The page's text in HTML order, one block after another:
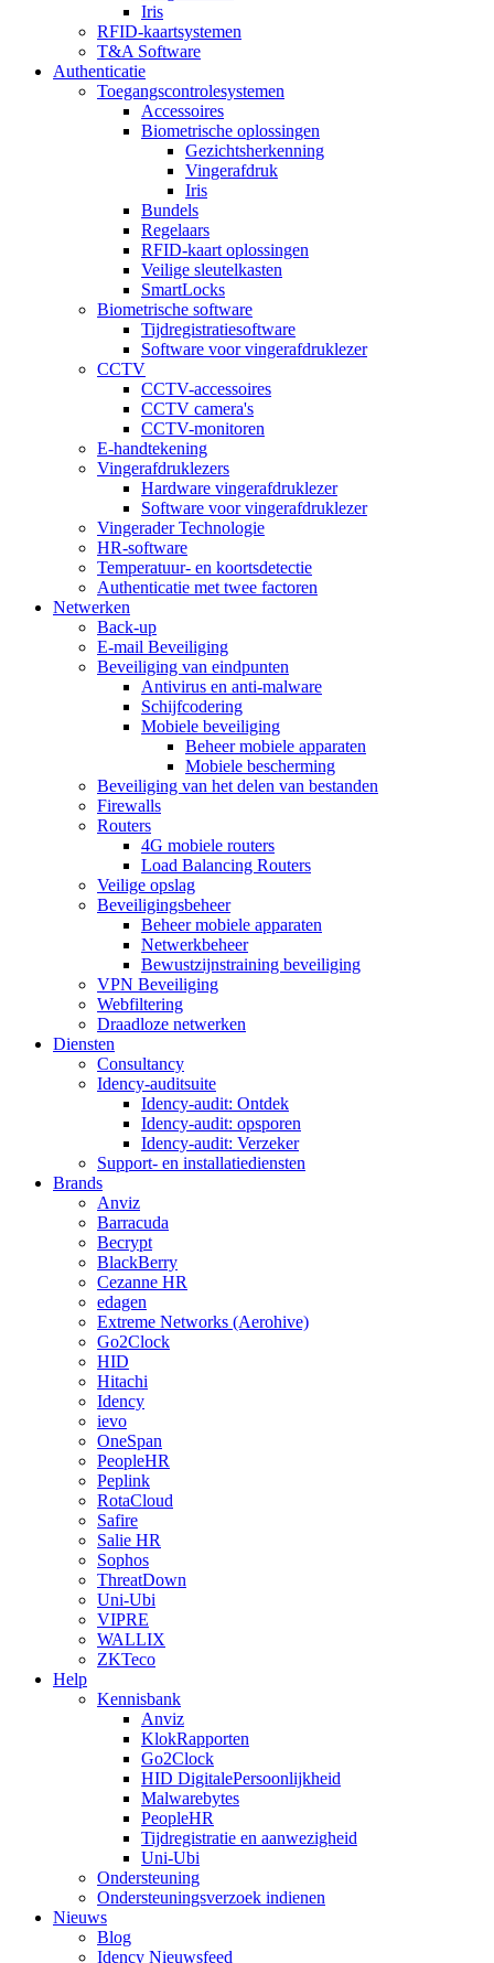
Iris
RFID-kaartsystemen
T&A Software
Authenticatie
Toegangscontrolesystemen
Accessoires
Biometrische oplossingen
Gezichtsherkenning
Vingerafdruk
Iris
Bundels
Regelaars
RFID-kaart oplossingen
Veilige sleutelkasten
SmartLocks
Biometrische software
Tijdregistratiesoftware
Software voor vingerafdruklezer
CCTV
CCTV-accessoires
CCTV camera's
CCTV-monitoren
E-handtekening
Vingerafdruklezers
Hardware vingerafdruklezer
Software voor vingerafdruklezer
Vingerader Technologie
HR-software
Temperatuur- en koortsdetectie
Authenticatie met twee factoren
Netwerken
Back-up
E-mail Beveiliging
Beveiliging van eindpunten
Antivirus en anti-malware
Schijfcodering
Mobiele beveiliging
Beheer mobiele apparaten
Mobiele bescherming
Beveiliging van het delen van bestanden
Firewalls
Routers
4G mobiele routers
Load Balancing Routers
Veilige opslag
Beveiligingsbeheer
Beheer mobiele apparaten
Netwerkbeheer
Bewustzijnstraining beveiliging
VPN Beveiliging
Webfiltering
Draadloze netwerken
Diensten
Consultancy
Idency-auditsuite
Idency-audit: Ontdek
Idency-audit: opsporen
Idency-audit: Verzeker
Support- en installatiediensten
Brands
Anviz
Barracuda
Becrypt
BlackBerry
Cezanne HR
edagen
Extreme Networks (Aerohive)
Go2Clock
HID
Hitachi
Idency
ievo
OneSpan
PeopleHR
Peplink
RotaCloud
Safire
Salie HR
Sophos
ThreatDown
Uni-Ubi
VIPRE
WALLIX
ZKTeco
Help
Kennisbank
Anviz
KlokRapporten
Go2Clock
HID DigitalePersoonlijkheid
Malwarebytes
PeopleHR
Tijdregistratie en aanwezigheid
Uni-Ubi
Ondersteuning
Ondersteuningsverzoek indienen
Nieuws
Blog
Idency Nieuwsfeed